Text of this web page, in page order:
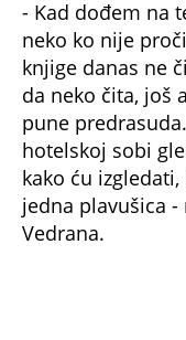
neko ko nije
knjige danas ne
da neko čita, još
pune
hotelskoj sobi
kako ću
jedna plavušica
Vedrana.